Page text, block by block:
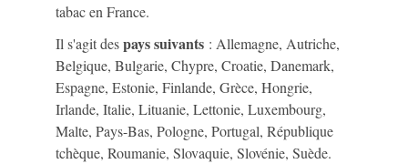
tabac en France.
Il s'agit despays suivants : Allemagne, Autriche,
Belgique, Bulgarie, Chypre, Croatie, Danemark,
Espagne, Estonie, Finlande, Grèce, Hongrie,
Irlande, Italie, Lituanie, Lettonie, Luxembourg,
Malte, Pays-Bas, Pologne, Portugal, République
tchèque, Roumanie, Slovaquie, Slovénie, Suède.